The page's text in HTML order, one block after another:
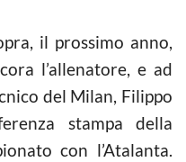
il prossimo anno,
l’allenatore, e ad
del Milan, Filippo
stampa della
con l’Atalanta.